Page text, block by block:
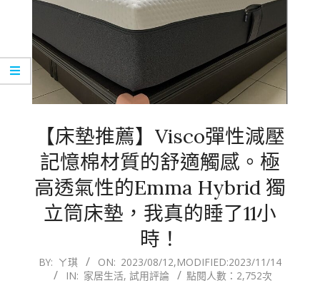
【床墊推薦】Visco彈性減壓
記憶棉材質的舒適觸感。極
高透氣性的Emma Hybrid 獨
立筒床墊，我真的睡了11小
時！
2023-
BY: ㄚ琪 ON: 2023/08/12,MODIFIED:2023/11/14
IN: 家居生活, 試用評論 點閱人數：2,752次